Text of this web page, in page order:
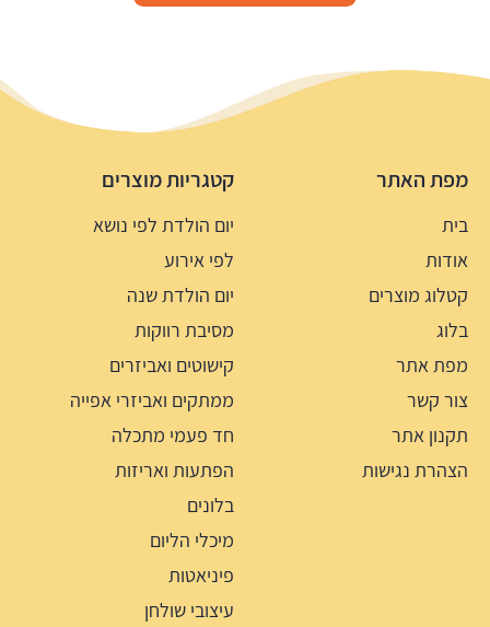
מפת האתר
בית
אודות
קטלוג מוצרים
בלוג
מפת אתר
צור קשר
תקנון אתר
הצהרת נגישות
קטגריות מוצרים
יום הולדת לפי נושא
לפי אירוע
יום הולדת שנה
מסיבת רווקות
קישוטים ואביזרים
ממתקים ואביזרי אפייה
חד פעמי מתכלה
הפתעות ואריזות
בלונים
מיכלי הליום
פיניאטות
עיצובי שולחן